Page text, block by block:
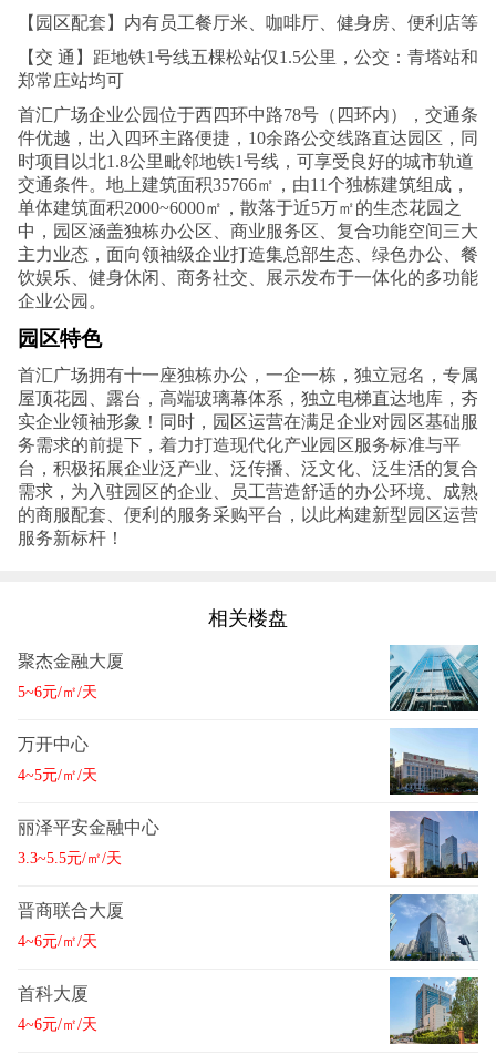
【园区配套】内有员工餐厅米、咖啡厅、健身房、便利店等
【交 通】距地铁1号线五棵松站仅1.5公里，公交：青塔站和
郑常庄站均可
首汇广场企业公园位于西四环中路78号（四环内），交通条
件优越，出入四环主路便捷，10余路公交线路直达园区，同
时项目以北1.8公里毗邻地铁1号线，可享受良好的城市轨道
交通条件。地上建筑面积35766㎡，由11个独栋建筑组成，
单体建筑面积2000~6000㎡，散落于近5万㎡的生态花园之
中，园区涵盖独栋办公区、商业服务区、复合功能空间三大
主力业态，面向领袖级企业打造集总部生态、绿色办公、餐
饮娱乐、健身休闲、商务社交、展示发布于一体化的多功能
企业公园。
园区特色
首汇广场拥有十一座独栋办公，一企一栋，独立冠名，专属
屋顶花园、露台，高端玻璃幕体系，独立电梯直达地库，夯
实企业领袖形象！同时，园区运营在满足企业对园区基础服
务需求的前提下，着力打造现代化产业园区服务标准与平
台，积极拓展企业泛产业、泛传播、泛文化、泛生活的复合
需求，为入驻园区的企业、员工营造舒适的办公环境、成熟
的商服配套、便利的服务采购平台，以此构建新型园区运营
服务新标杆！
相关楼盘
聚杰金融大厦
5~6元/㎡/天
万开中心
4~5元/㎡/天
丽泽平安金融中心
3.3~5.5元/㎡/天
晋商联合大厦
4~6元/㎡/天
首科大厦
4~6元/㎡/天